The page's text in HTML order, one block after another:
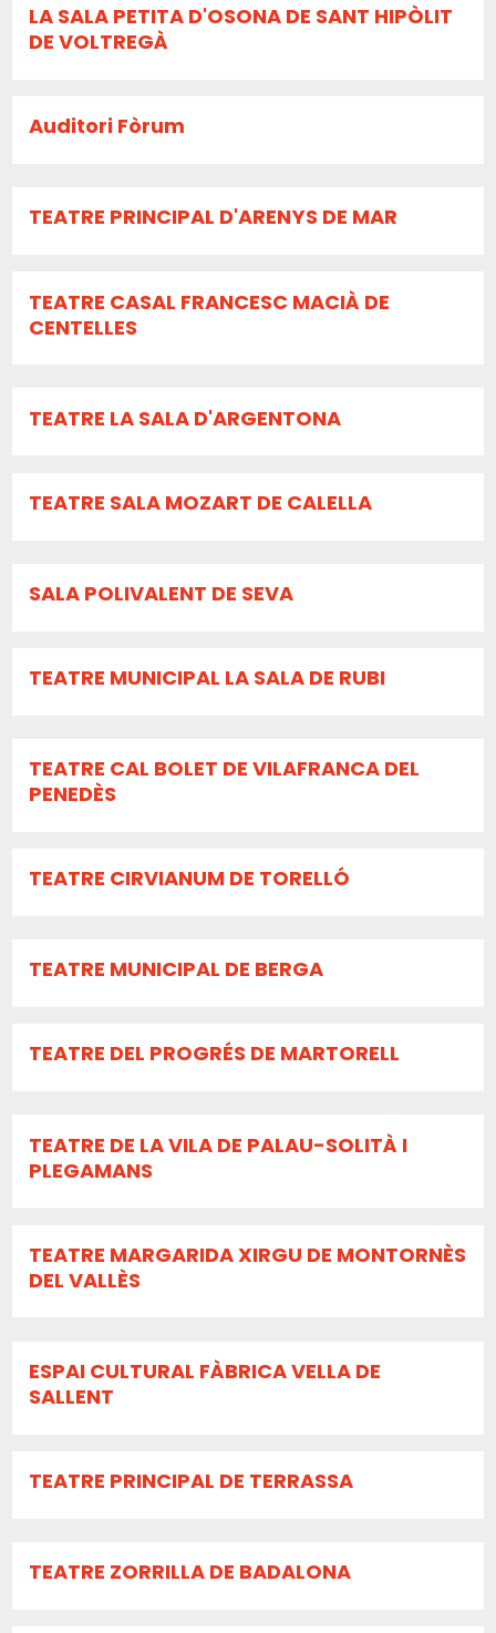
LA SALA PETITA D'OSONA DE SANT HIPÒLIT
DE VOLTREGÀ
Auditori Fòrum
TEATRE PRINCIPAL D'ARENYS DE MAR
TEATRE CASAL FRANCESC MACIÀ DE
CENTELLES
TEATRE LA SALA D'ARGENTONA
TEATRE SALA MOZART DE CALELLA
SALA POLIVALENT DE SEVA
TEATRE MUNICIPAL LA SALA DE RUBI
TEATRE CAL BOLET DE VILAFRANCA DEL
PENEDÈS
TEATRE CIRVIANUM DE TORELLÓ
TEATRE MUNICIPAL DE BERGA
TEATRE DEL PROGRÉS DE MARTORELL
TEATRE DE LA VILA DE PALAU-SOLITÀ I
PLEGAMANS
TEATRE MARGARIDA XIRGU DE MONTORNÈS
DEL VALLÈS
ESPAI CULTURAL FÀBRICA VELLA DE
SALLENT
TEATRE PRINCIPAL DE TERRASSA
TEATRE ZORRILLA DE BADALONA